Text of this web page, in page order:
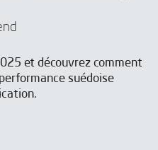
et découvrez comment
suédoise
de IBARMIA.
demande